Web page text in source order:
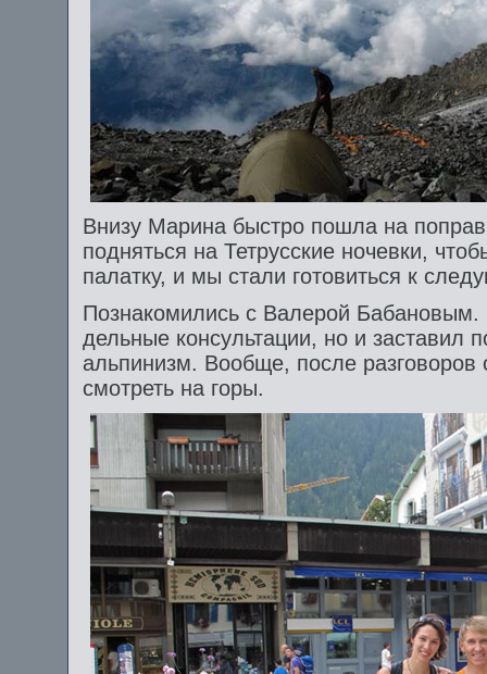
Внизу Марина быстро пошла на
подняться на Тетрусские ночевки,
палатку, и мы стали готовиться к
Познакомились с Валерой
дельные консультации, но и заставил
альпинизм. Вообще, после разговоров
смотреть на горы.